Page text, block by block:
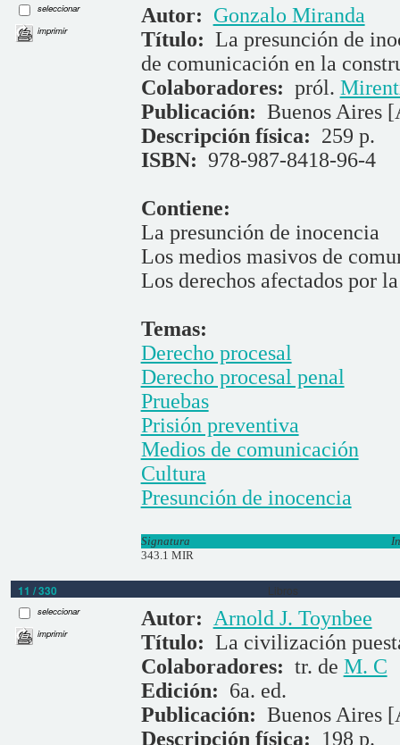
seleccionar
imprimir
Autor: Gonzalo Miranda
Título: La presunción de
de comunicación en la
Colaboradores: pról.
Publicación: Buenos Aires
Descripción física: 259 p.
ISBN: 978-987-8418-96-4
Contiene:
La presunción de inocencia
Los medios masivos de
Los derechos afectados por
Temas:
Derecho procesal
Derecho procesal penal
Pruebas
Prisión preventiva
Medios de comunicación
Cultura
Presunción de inocencia
Signatura
343.1 MIR
11 / 330 Libros
seleccionar
imprimir
Autor: Arnold J. Toynbee
Título: La civilización
Colaboradores: tr. de M. C
Edición: 6a. ed.
Publicación: Buenos Aires
Descripción física: 198 p.